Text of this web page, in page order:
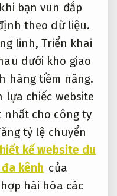
bạn vun đắp
theo dữ liệu.
linh,Triển khai
dưới kho giao
hàng tiềm năng.
lựa chiếc website
nhất cho công ty
tỷ lệ chuyển
kế website du
kênh của
hài hòa các